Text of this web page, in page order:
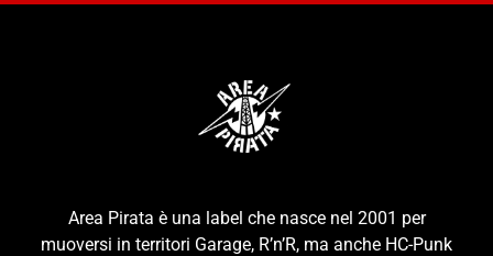
Area Pirata è una label che nasce nel 2001 per
muoversi in territori Garage, R’n’R, ma anche HC-Punk